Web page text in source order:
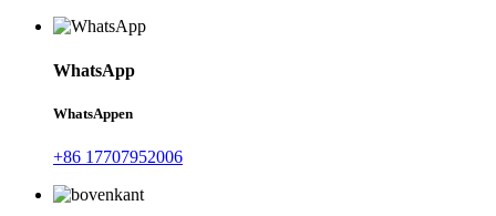
WhatsApp
WhatsAppen
+86 17707952006